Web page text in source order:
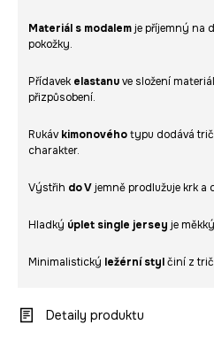
Materiál s modalemje příjemný na
pokožky.
Přídavek elastanuve složení
přizpůsobení.
Rukávkimonovéhotypu dodává
charakter.
Výstřih do Vjemně prodlužuje krk a
Hladký úplet single jersey je
Minimalistický ležérní stylčiní z
Detaily produktu